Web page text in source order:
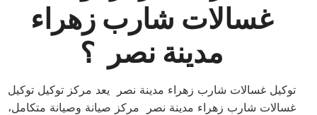
غسالات شارب زهراء
مدينة نصر ؟
توكيل غسالات شارب زهراء مدينة نصر يعد مركز توكيل توكيل
غسالات شارب زهراء مدينة نصر مركز صيانة وصيانة متكامل،